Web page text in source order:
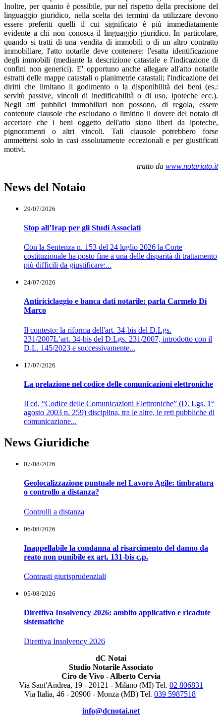
Inoltre, per quanto è possibile, pur nel rispetto della precisione del
linguaggio giuridico, nella scelta dei termini da utilizzare devono
essere preferiti quelli il cui significato è più immediatamente
evidente a chi non conosca il linguaggio giuridico. In particolare,
quando si tratti di una vendita di immobili o di un altro contratto
immobiliare, l'atto notarile deve contenere: l'esatta identificazione
degli immobili (mediante la descrizione catastale e l'indicazione di
confini non generici). E' opportuno anche allegare all'atto notarile
estratti delle mappe catastali o planimetrie catastali; l'indicazione dei
diritti che limitano il godimento o la disponibilità dei beni (es.:
servitù passive, vincoli di inedificabilità o di uso, ipoteche ecc.).
Negli atti pubblici immobiliari non possono, di regola, essere
contenute clausole che escludano o limitino il dovere del notaio di
accertare che i beni oggetto dell'atto siano liberi da ipoteche,
pignoramenti o altri vincoli. Tali clausole potrebbero forse
ammettersi solo in casi assolutamente eccezionali e per giustificati
motivi.
tratto da www.notariato.it
News del Notaio
29/07/2026
Stop all’Irap per gli Studi Associati
Con la Sentenza n. 153 del 24 luglio 2026 la Corte
costituzionale ha posto fine a una delle disparità di trattamento
più difficili da giustificare:...
24/07/2026
Antiriciclaggio e banca dati notarile: parla Carmelo Di
Marco
Il contesto: la riforma dell'art. 34-bis del D.Lgs.
231/2007L’art. 34-bis del D.Lgs. 231/2007, introdotto con il
D.L. 145/2023 e successivamente...
17/07/2026
La prelazione nel codice delle comunicazioni elettroniche
Il cd. “Codice delle Comunicazioni Elettroniche” (D. Lgs. 1°
agosto 2003 n. 259) disciplina, tra le altre, le reti pubbliche di
comunicazione...
News Giuridiche
07/08/2026
Geolocalizzazione puntuale nel Lavoro Agile: timbratura
o controllo a distanza?
Controlli a distanza
06/08/2026
Inappellabile la condanna al risarcimento del danno da
reato non punibile ex art. 131-bis c.p.
Contrasti giurisprudenziali
05/08/2026
Direttiva Insolvency 2026: ambito applicativo e ricadute
sistematiche
Direttiva Insolvency 2026
dC Notai
Studio Notarile Associato
Ciro de Vivo - Alberto Cervia
Via Sant'Andrea, 19 - 20121 - Milano (MI) Tel. 02 806831
Via Italia, 46 - 20900 - Monza (MB) Tel. 039 5987518
info@dcnotai.net